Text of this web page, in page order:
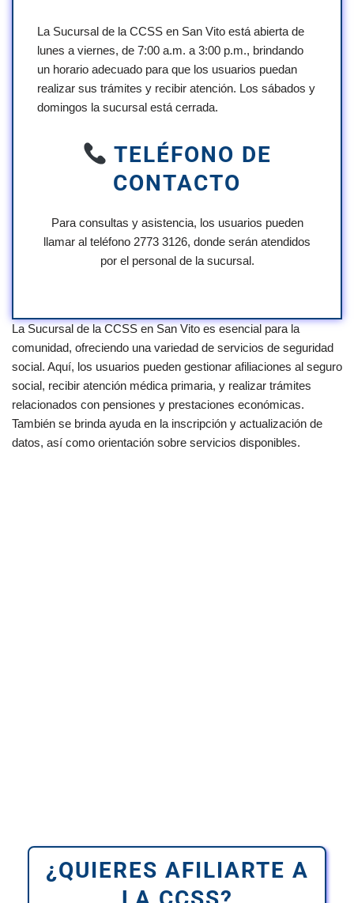
La Sucursal de la CCSS en San Vito está abierta de
lunes a viernes, de 7:00 a.m. a 3:00 p.m., brindando
un horario adecuado para que los usuarios puedan
realizar sus trámites y recibir atención. Los sábados y
domingos la sucursal está cerrada.
TELÉFONO DE
CONTACTO
Para consultas y asistencia, los usuarios pueden
llamar al teléfono 2773 3126, donde serán atendidos
por el personal de la sucursal.
La Sucursal de la CCSS en San Vito es esencial para la
comunidad, ofreciendo una variedad de servicios de seguridad
social. Aquí, los usuarios pueden gestionar afiliaciones al seguro
social, recibir atención médica primaria, y realizar trámites
relacionados con pensiones y prestaciones económicas.
También se brinda ayuda en la inscripción y actualización de
datos, así como orientación sobre servicios disponibles.
¿QUIERES AFILIARTE A